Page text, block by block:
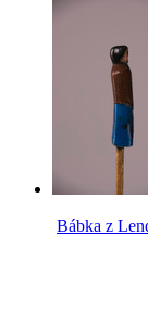
Bábka z